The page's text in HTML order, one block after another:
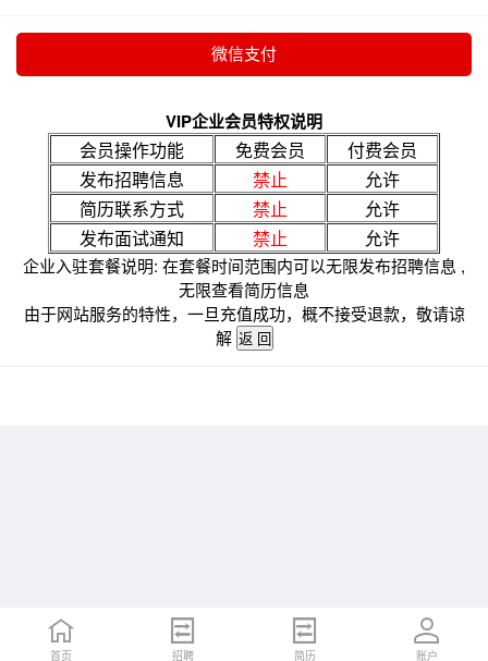
VIP企业会员特权说明
会员操作功能 免费会员
付费会员
发布招聘信息
禁止
允许
简历联系方式
禁止
允许
发布面试通知
禁止 允许
企业入驻套餐说明: 在套餐时间范围内可以无限发布招聘信息 ,
无限查看简历信息
由于网站服务的特性，一旦充值成功，概不接受退款，敬请谅
解
首页 招聘 简历 账户